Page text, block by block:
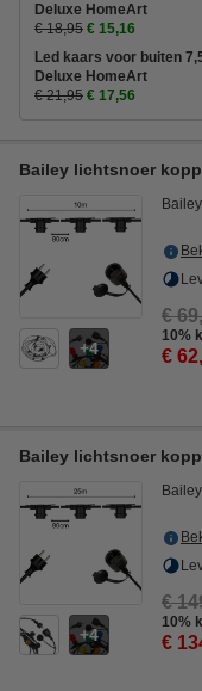
Deluxe HomeArt
€ 18,95 € 15,16
Led kaars voor buiten
Deluxe HomeArt
€ 21,95 € 17,56
Bailey lichtsnoer
4
Bailey
€
10%
€
Bailey lichtsnoer
4
Bailey
€
10%
€